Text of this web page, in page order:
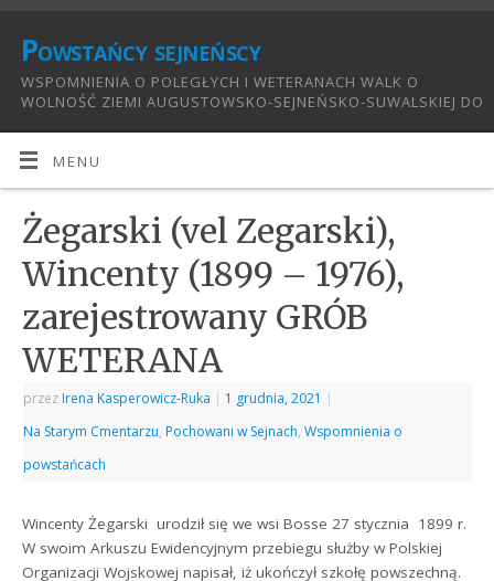
Powstańcy sejneńscy
WSPOMNIENIA O POLEGŁYCH I WETERANACH WALK O
WOLNOŚĆ ZIEMI AUGUSTOWSKO-SEJNEŃSKO-SUWALSKIEJ DO
MENU
Żegarski (vel Zegarski),
Wincenty (1899 – 1976),
zarejestrowany GRÓB
WETERANA
przez Irena Kasperowicz-Ruka | 1 grudnia, 2021 |
Na Starym Cmentarzu, Pochowani w Sejnach,Wspomnienia o
powstańcach
Wincenty Żegarski urodził się we wsi Bosse 27 stycznia 1899 r.
W swoim Arkuszu Ewidencyjnym przebiegu służby w Polskiej
Organizacji Wojskowej napisał, iż ukończył szkołę powszechną.